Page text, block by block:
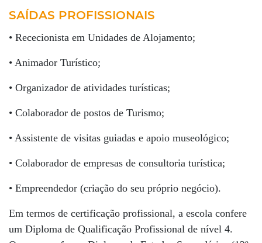
SAÍDAS PROFISSIONAIS
• Rececionista em Unidades de Alojamento;
• Animador Turístico;
• Organizador de atividades turísticas;
• Colaborador de postos de Turismo;
• Assistente de visitas guiadas e apoio museológico;
• Colaborador de empresas de consultoria turística;
• Empreendedor (criação do seu próprio negócio).
Em termos de certificação profissional, a escola confere
um Diploma de Qualificação Profissional de nível 4.